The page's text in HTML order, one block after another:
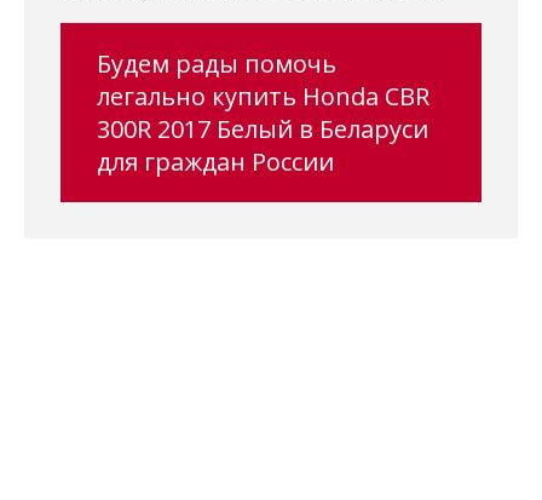
Будем рады помочь
легально купить Honda CBR
300R 2017 Белый в Беларуси
для граждан России